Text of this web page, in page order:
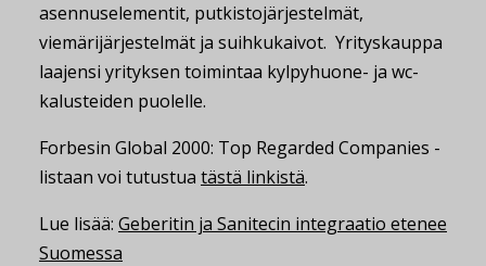
asennuselementit, putkistojärjestelmät,
viemärijärjestelmät ja suihkukaivot. Yrityskauppa
laajensi yrityksen toimintaa kylpyhuone- ja wc-
kalusteiden puolelle.
Forbesin Global 2000: Top Regarded Companies -
listaan voi tutustua tästä linkistä.
Lue lisää: Geberitin ja Sanitecin integraatio etenee
Suomessa